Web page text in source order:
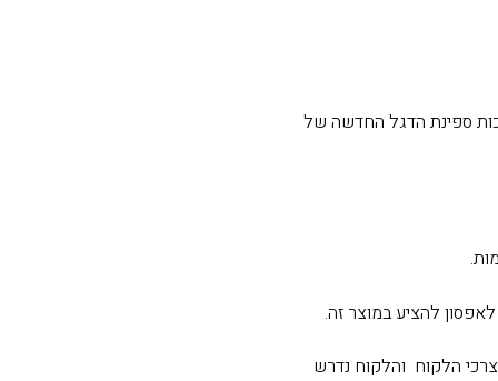
ספינת הדגל החדשה של
להציע במוצר זה.
הלקוח והלקוח נדרש